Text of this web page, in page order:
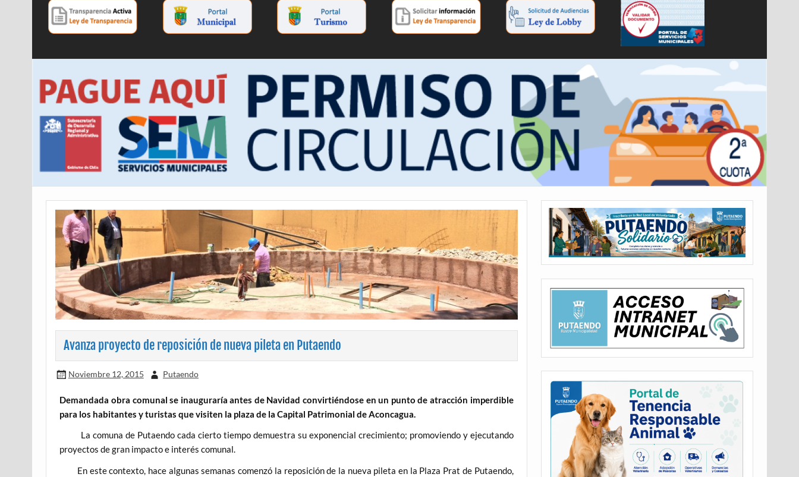
Avanza proyecto de reposición de nueva pileta en Putaendo
Noviembre 12, 2015 Putaendo
Demandada obra comunal se inauguraría antes de Navidad convirtiéndose en un punto de atracción imperdible
para los habitantes y turistas que visiten la plaza de la Capital Patrimonial de Aconcagua.
La comuna de Putaendo cada cierto tiempo demuestra su exponencial crecimiento; promoviendo y ejecutando
proyectos de gran impacto e interés comunal.
En este contexto, hace algunas semanas comenzó la reposición de la nueva pileta en la Plaza Prat de Putaendo,